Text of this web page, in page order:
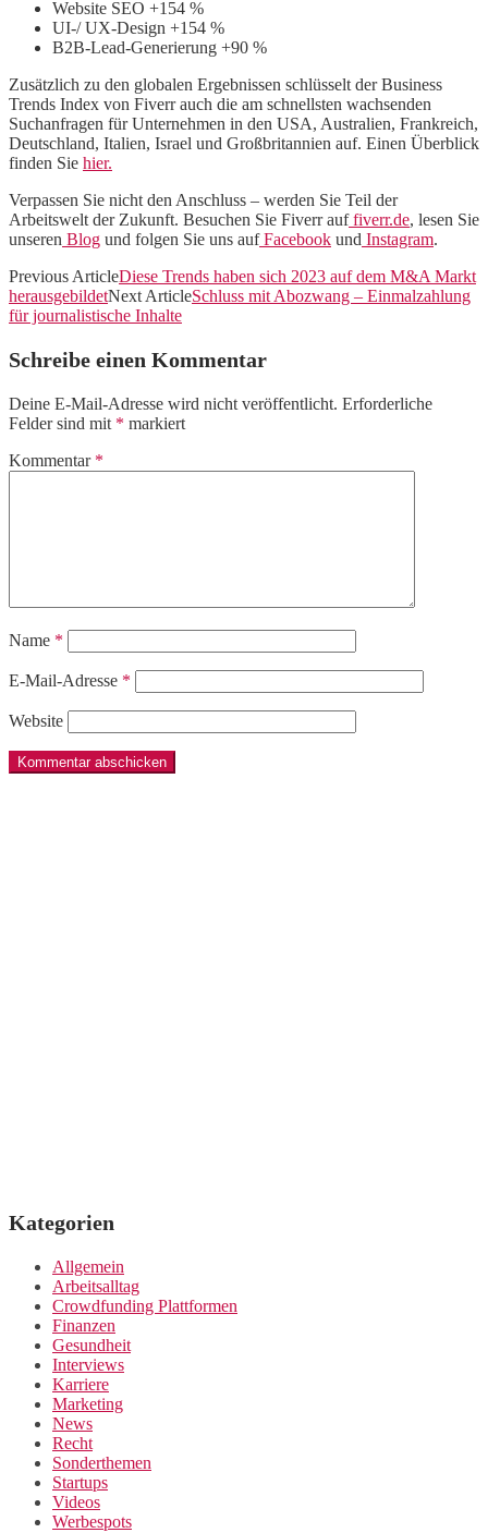
Website SEO +154 %
UI-/ UX-Design +154 %
B2B-Lead-Generierung +90 %
Zusätzlich zu den globalen Ergebnissen schlüsselt der Business
Trends Index von Fiverr auch die am schnellsten wachsenden
Suchanfragen für Unternehmen in den USA, Australien, Frankreich,
Deutschland, Italien, Israel und Großbritannien auf. Einen Überblick
finden Sie hier.
Verpassen Sie nicht den Anschluss – werden Sie Teil der
Arbeitswelt der Zukunft. Besuchen Sie Fiverr auffiverr.de, lesen Sie
unseren Blog und folgen Sie uns aufFacebook und Instagram.
Previous ArticleDiese Trends haben sich 2023 auf dem M&A Markt
herausgebildetNext ArticleSchluss mit Abozwang – Einmalzahlung
für journalistische Inhalte
Schreibe einen Kommentar
Deine E-Mail-Adresse wird nicht veröffentlicht. Erforderliche
Felder sind mit * markiert
Kommentar *
Name *
E-Mail-Adresse *
Website
Kategorien
Allgemein
Arbeitsalltag
Crowdfunding Plattformen
Finanzen
Gesundheit
Interviews
Karriere
Marketing
News
Recht
Sonderthemen
Startups
Videos
Werbespots